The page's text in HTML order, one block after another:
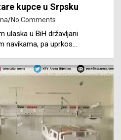
kupce u Srpsku
No Comments
ulaska u BiH državljani
navikama, pa uprkos…